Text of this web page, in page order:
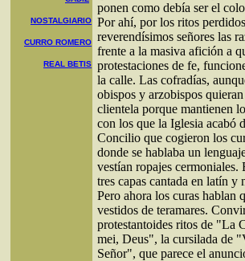
NOSTALGIARIO
CURRO ROMERO
REAL BETIS
ponen como debía ser el
Por ahí, por los ritos
reverendísimos señores las
frente a la masiva afición a
protestaciones de fe,
la calle. Las cofradías,
obispos y arzobispos
clientela porque mantienen
con los que la Iglesia acabó
Concilio que cogieron los
donde se hablaba un
vestían ropajes cermoniales.
tres capas cantada en latín
Pero ahora los curas hablan
vestidos de teramares.
protestantoides ritos de "La
mei, Deus", la cursilada de
Señor", que parece el